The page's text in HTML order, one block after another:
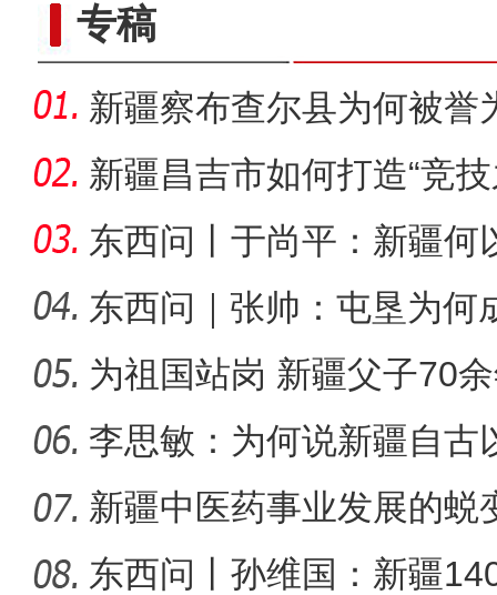
新疆石河子：“诗与
新疆图木舒克：南草北种 沙
专稿
新疆察布查尔县为何被誉
新疆昌吉市如何打造“竞
东西问丨于尚平：新疆何
局？
东西问｜张帅：屯垦为何
千年良
为祖国站岗 新疆父子70
李思敏：为何说新疆自古
可分割
新疆中医药事业发展的蜕
东西问丨孙维国：新疆